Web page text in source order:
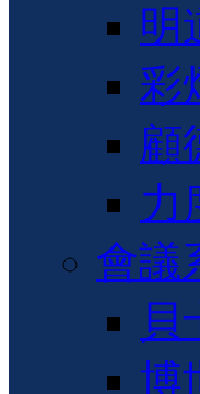
明
彩
顧
力
會議
貝
博